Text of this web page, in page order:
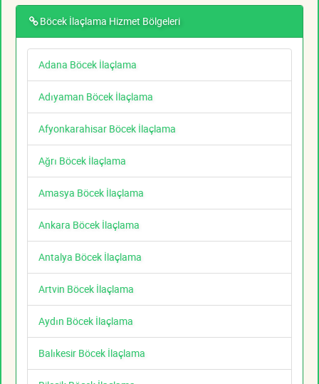
Böcek İlaçlama Hizmet Bölgeleri
Adana Böcek İlaçlama
Adıyaman Böcek İlaçlama
Afyonkarahisar Böcek İlaçlama
Ağrı Böcek İlaçlama
Amasya Böcek İlaçlama
Ankara Böcek İlaçlama
Antalya Böcek İlaçlama
Artvin Böcek İlaçlama
Aydın Böcek İlaçlama
Balıkesir Böcek İlaçlama